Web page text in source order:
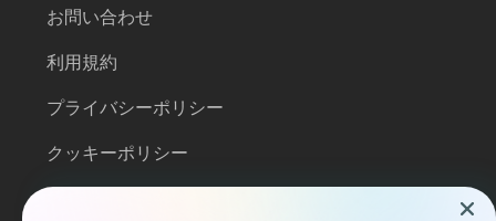
お問い合わせ
利用規約
プライバシーポリシー
クッキーポリシー